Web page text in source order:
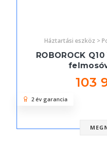
Háztartási eszköz >
ROBOROCK
103
2 év garancia